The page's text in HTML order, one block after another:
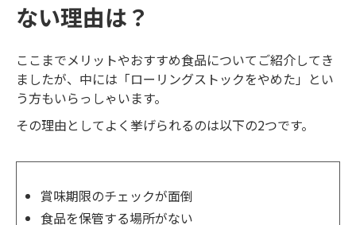
ない理由は？
ここまでメリットやおすすめ食品についてご紹介してき
ましたが、中には「ローリングストックをやめた」とい
う方もいらっしゃいます。
その理由としてよく挙げられるのは以下の2つです。
賞味期限のチェックが面倒
食品を保管する場所がない